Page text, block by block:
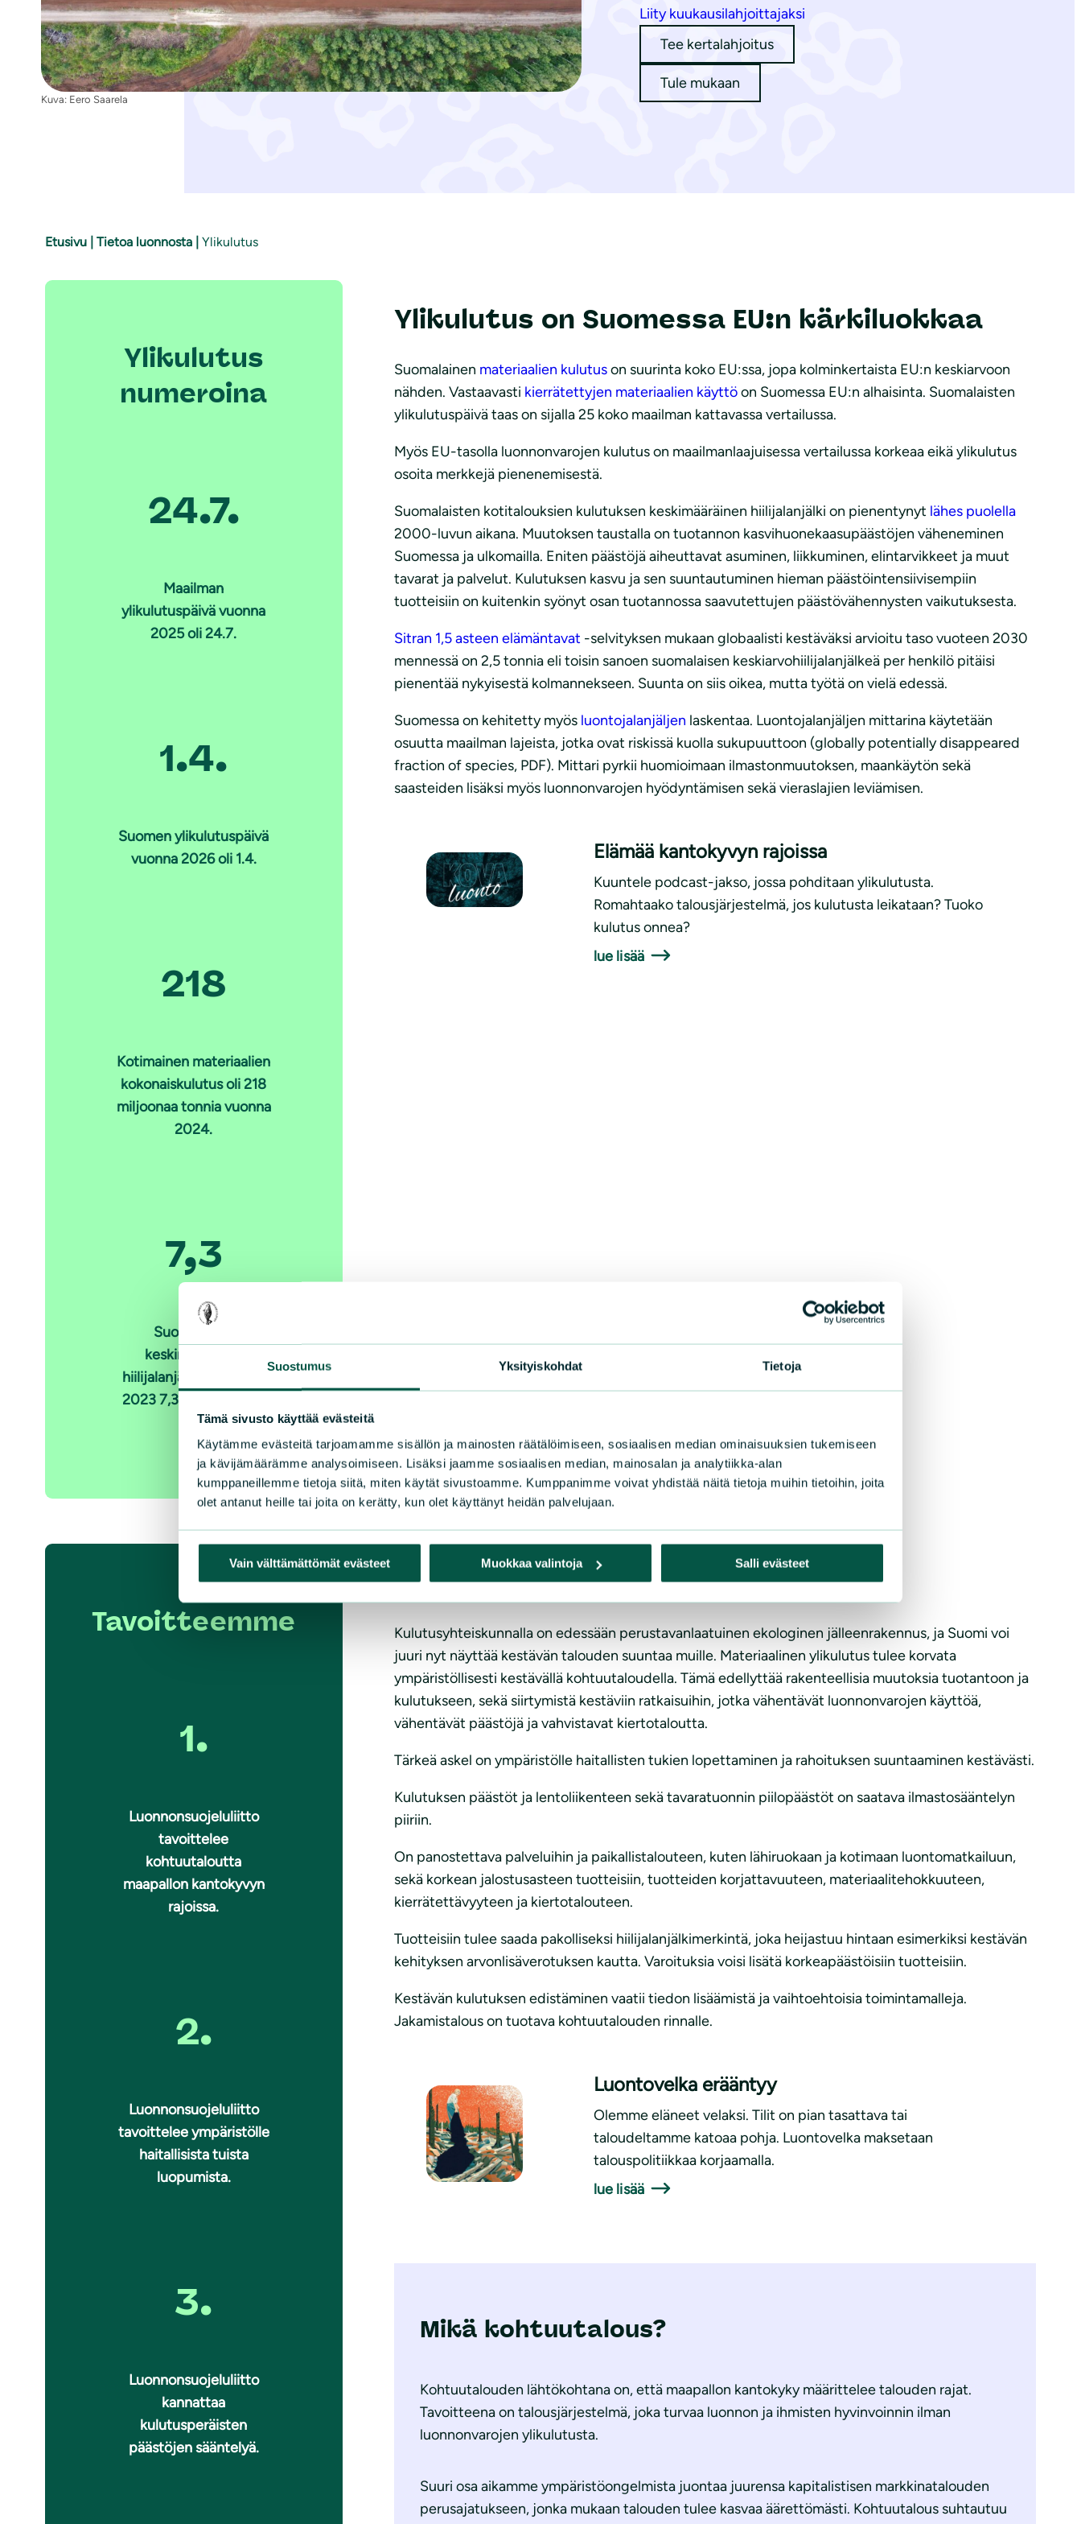
Suostumus Yksityiskohdat Tietoja
Tämä sivusto käyttää evästeitä
Käytämme evästeitä tarjoamamme sisällön ja mainosten räätälöimiseen, sosiaalisen median ominaisuuksien tukemiseen
ja kävijämäärämme analysoimiseen. Lisäksi jaamme sosiaalisen median, mainosalan ja analytiikka-alan
kumppaneillemme tietoja siitä, miten käytät sivustoamme. Kumppanimme voivat yhdistää näitä tietoja muihin tietoihin, joita
olet antanut heille tai joita on kerätty, kun olet käyttänyt heidän palvelujaan.
Vain välttämättömät evästeet Muokkaa valintoja Salli evästeet
i
Kuva: Eero Saarela
Liity kuukausilahjoittajaksi
Tee kertalahjoitus
Tule mukaan
Etusivu Tietoa luonnosta Ylikulutus
Ylikulutus
numeroina
24.7.
Maailman
ylikulutuspäivä vuonna
2025 oli 24.7.
1.4.
Suomen ylikulutuspäivä
vuonna 2026 oli 1.4.
218
Kotimainen materiaalien
kokonaiskulutus oli 218
miljoonaa tonnia vuonna
2024.
7,3
Suomalaisen
keskimääräinen
hiilijalanjälki oli vuonna
2023 7,3 tonnia CO
Ylikulutus on Suomessa EU:n kärkiluokkaa
Suomalainen materiaalien kulutuson suurinta koko EU:ssa, jopa kolminkertaista EU:n keskiarvoon
nähden. Vastaavasti kierrätettyjen materiaalien käyttöon Suomessa EU:n alhaisinta. Suomalaisten
ylikulutuspäivä taas on sijalla 25 koko maailman kattavassa vertailussa.
Myös EU-tasolla luonnonvarojen kulutus on maailmanlaajuisessa vertailussa korkeaa eikä ylikulutus
osoita merkkejä pienenemisestä.
Suomalaisten kotitalouksien kulutuksen keskimääräinen hiilijalanjälki on pienentynyt lähes puolella
2000-luvun aikana. Muutoksen taustalla on tuotannon kasvihuonekaasupäästöjen väheneminen
Suomessa ja ulkomailla. Eniten päästöjä aiheuttavat asuminen, liikkuminen, elintarvikkeet ja muut
tavarat ja palvelut. Kulutuksen kasvu ja sen suuntautuminen hieman päästöintensiivisempiin
tuotteisiin on kuitenkin syönyt osan tuotannossa saavutettujen päästövähennysten vaikutuksesta.
Sitran 1,5 asteen elämäntavat -selvityksen mukaan globaalisti kestäväksi arvioitu taso vuoteen 2030
mennessä on 2,5 tonnia eli toisin sanoen suomalaisen keskiarvohiilijalanjälkeä per henkilö pitäisi
pienentää nykyisestä kolmannekseen. Suunta on siis oikea, mutta työtä on vielä edessä.
Suomessa on kehitetty myös luontojalanjäljen laskentaa. Luontojalanjäljen mittarina käytetään
osuutta maailman lajeista, jotka ovat riskissä kuolla sukupuuttoon (globally potentially disappeared
fraction of species, PDF). Mittari pyrkii huomioimaan ilmastonmuutoksen, maankäytön sekä
saasteiden lisäksi myös luonnonvarojen hyödyntämisen sekä vieraslajien leviämisen.
Elämää kantokyvyn rajoissa
Kuuntele podcast-jakso, jossa pohditaan ylikulutusta.
Romahtaako talousjärjestelmä, jos kulutusta leikataan? Tuoko
kulutus onnea?
lue lisää
Tavoitteemme
1.
Luonnonsuojeluliitto
tavoittelee
kohtuutaloutta
maapallon kantokyvyn
rajoissa.
2.
Luonnonsuojeluliitto
tavoittelee ympäristölle
haitallisista tuista
luopumista.
3.
Luonnonsuojeluliitto
kannattaa
kulutusperäisten
päästöjen sääntelyä.
Miten ylikulutusta voidaan hillitä?
Kulutusyhteiskunnalla on edessään perustavanlaatuinen ekologinen jälleenrakennus, ja Suomi voi
juuri nyt näyttää kestävän talouden suuntaa muille. Materiaalinen ylikulutus tulee korvata
ympäristöllisesti kestävällä kohtuutaloudella. Tämä edellyttää rakenteellisia muutoksia tuotantoon ja
kulutukseen, sekä siirtymistä kestäviin ratkaisuihin, jotka vähentävät luonnonvarojen käyttöä,
vähentävät päästöjä ja vahvistavat kiertotaloutta.
Tärkeä askel on ympäristölle haitallisten tukien lopettaminen ja rahoituksen suuntaaminen kestävästi.
Kulutuksen päästöt ja lentoliikenteen sekä tavaratuonnin piilopäästöt on saatava ilmastosääntelyn
piiriin.
On panostettava palveluihin ja paikallistalouteen, kuten lähiruokaan ja kotimaan luontomatkailuun,
sekä korkean jalostusasteen tuotteisiin, tuotteiden korjattavuuteen, materiaalitehokkuuteen,
kierrätettävyyteen ja kiertotalouteen.
Tuotteisiin tulee saada pakolliseksi hiilijalanjälkimerkintä, joka heijastuu hintaan esimerkiksi kestävän
kehityksen arvonlisäverotuksen kautta. Varoituksia voisi lisätä korkeapäästöisiin tuotteisiin.
Kestävän kulutuksen edistäminen vaatii tiedon lisäämistä ja vaihtoehtoisia toimintamalleja.
Jakamistalous on tuotava kohtuutalouden rinnalle.
Luontovelka erääntyy
Olemme eläneet velaksi. Tilit on pian tasattava tai
taloudeltamme katoaa pohja. Luontovelka maksetaan
talouspolitiikkaa korjaamalla.
lue lisää
Mikä kohtuutalous?
Kohtuutalouden lähtökohtana on, että maapallon kantokyky määrittelee talouden rajat.
Tavoitteena on talousjärjestelmä, joka turvaa luonnon ja ihmisten hyvinvoinnin ilman
luonnonvarojen ylikulutusta.
Suuri osa aikamme ympäristöongelmista juontaa juurensa kapitalistisen markkinatalouden
perusajatukseen, jonka mukaan talouden tulee kasvaa äärettömästi. Kohtuutalous suhtautuu